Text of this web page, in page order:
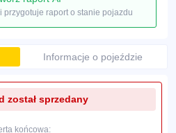
przygotuje raport o stanie pojazdu
Informacje o pojeździe
został sprzedany
końcowa: